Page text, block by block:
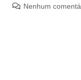
Nenhum